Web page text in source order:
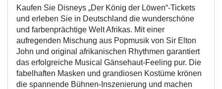
Kaufen Sie Disneys „Der König der Löwen“-Tickets
und erleben Sie in Deutschland die wunderschöne
und farbenprächtige Welt Afrikas. Mit einer
aufregenden Mischung aus Popmusik von Sir Elton
John und original afrikanischen Rhythmen garantiert
das erfolgreiche Musical Gänsehaut-Feeling pur. Die
fabelhaften Masken und grandiosen Kostüme krönen
die spannende Bühnen-Inszenierung und machen